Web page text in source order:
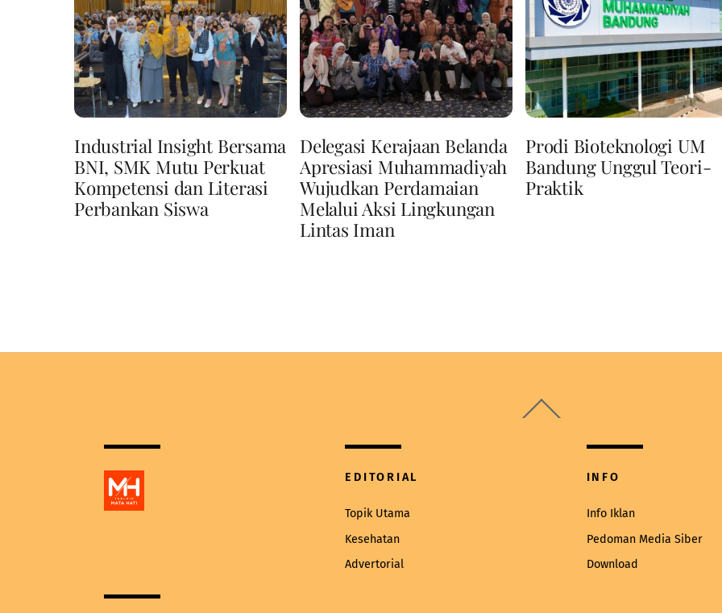
Industrial Insight Bersama
BNI, SMK Mutu Perkuat
Kompetensi dan Literasi
Perbankan Siswa
Delegasi Kerajaan Belanda
Apresiasi Muhammadiyah
Wujudkan Perdamaian
Melalui Aksi Lingkungan
Lintas Iman
Prodi Bioteknologi UM
Bandung Unggul Teori-
Praktik
To
EDITORIAL
Topik Utama
Kesehatan
Advertorial
INFO
Info Iklan
Pedoman Media Siber
Download